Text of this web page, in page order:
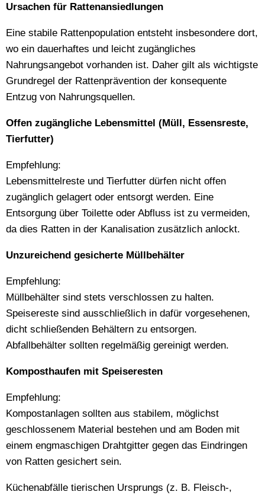
Ursachen für Rattenansiedlungen
Eine stabile Rattenpopulation entsteht insbesondere dort,
wo ein dauerhaftes und leicht zugängliches
Nahrungsangebot vorhanden ist. Daher gilt als wichtigste
Grundregel der Rattenprävention der konsequente
Entzug von Nahrungsquellen.
Offen zugängliche Lebensmittel (Müll, Essensreste,
Tierfutter)
Empfehlung:
Lebensmittelreste und Tierfutter dürfen nicht offen
zugänglich gelagert oder entsorgt werden. Eine
Entsorgung über Toilette oder Abfluss ist zu vermeiden,
da dies Ratten in der Kanalisation zusätzlich anlockt.
Unzureichend gesicherte Müllbehälter
Empfehlung:
Müllbehälter sind stets verschlossen zu halten.
Speisereste sind ausschließlich in dafür vorgesehenen,
dicht schließenden Behältern zu entsorgen.
Abfallbehälter sollten regelmäßig gereinigt werden.
Komposthaufen mit Speiseresten
Empfehlung:
Kompostanlagen sollten aus stabilem, möglichst
geschlossenem Material bestehen und am Boden mit
einem engmaschigen Drahtgitter gegen das Eindringen
von Ratten gesichert sein.
Küchenabfälle tierischen Ursprungs (z. B. Fleisch-,